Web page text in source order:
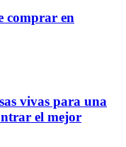
comprar en
vivas para una
el mejor